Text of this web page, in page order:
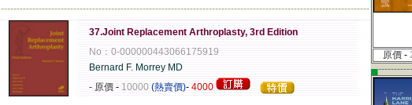
---------------------------------------------------------------------------------------------------------------------
37.Joint Replacement Arthroplasty, 3rd Edition
No：0-000000443066175919
Bernard F. Morrey MD
- 原價 - 10000 (熱賣價)- 4000
原價 -
▄